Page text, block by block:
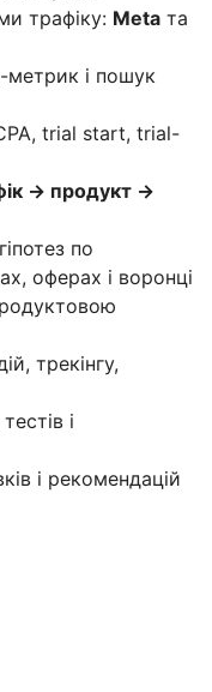
трафіку: Meta та
і пошук
trial start, trial-
→ продукт →
по
оферах і воронці
трекінгу,
і
і рекомендацій